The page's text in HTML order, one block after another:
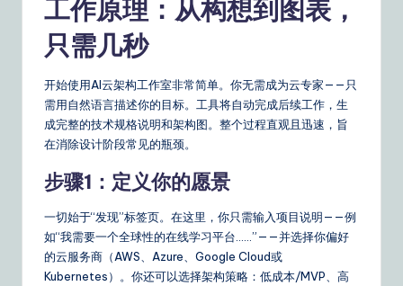
d
o
A
&
S
工作原理：从构想到图表，
只需几秒
开始使用AI云架构工作室非常简单。你无需成为云专家——只
需用自然语言描述你的目标。工具将自动完成后续工作，生
成完整的技术规格说明和架构图。整个过程直观且迅速，旨
在消除设计阶段常见的瓶颈。
步骤1：定义你的愿景
一切始于“发现”标签页。在这里，你只需输入项目说明——例
如“我需要一个全球性的在线学习平台……”——并选择你偏好
的云服务商（AWS、Azure、Google Cloud或
Kubernetes）。你还可以选择架构策略：低成本/MVP、高